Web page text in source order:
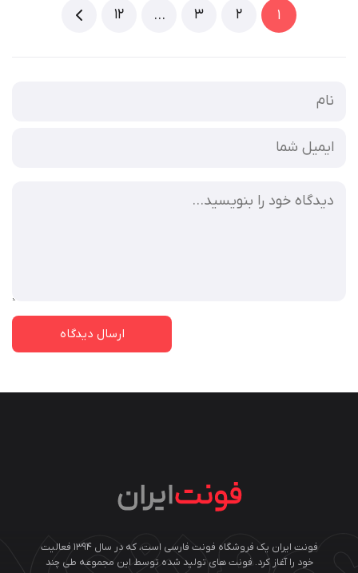
1
2
3
…
12
فونت ایران یک فروشگاه فونت فارسی است، که در سال ۱۳۹۴ فعالیت
خود را آغاز کرد. فونت های تولید شده توسط این مجموعه طی چند